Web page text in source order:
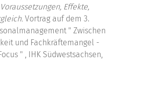
Effekte,
Vortrag auf dem 3.
" Zwischen
und Fachkräftemangel -
" , IHK Südwestsachsen,